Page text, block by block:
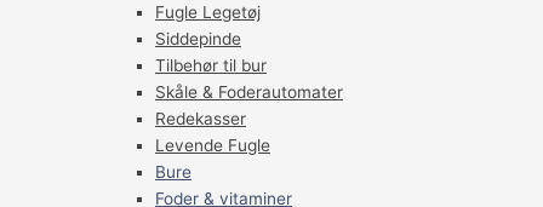
Fugle Legetøj
Siddepinde
Tilbehør til bur
Skåle & Foderautomater
Redekasser
Levende Fugle
Bure
Foder & vitaminer